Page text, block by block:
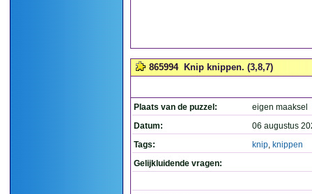
865994 Knip knippen. (3,8,7)
Plaats van de puzzel:
eigen maaksel
Datum:
06 augustus
Tags:
knip, knippen
Gelijkluidende vragen: